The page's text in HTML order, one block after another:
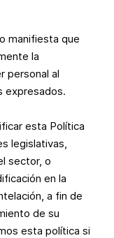
manifiesta que
la
personal al
expresados.
esta Política
legislativas,
sector, o
en la
a fin de
de su
esta política si